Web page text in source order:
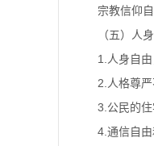
宗教信仰
（五）人
1.人身自
2.人格尊
3.公民的
4.通信自由